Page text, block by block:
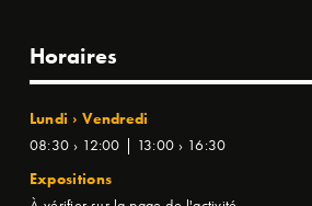
Horaires
Lundi › Vendredi
08:30 › 12:00 | 13:00 › 16:30
Expositions